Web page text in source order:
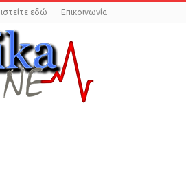
εδώ Επικοινωνία